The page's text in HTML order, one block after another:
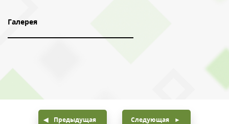
Галерея
Предыдущая Следующая